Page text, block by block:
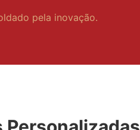
pela inovação.